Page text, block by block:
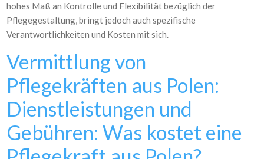
hohes Maß an Kontrolle und Flexibilität bezüglich der
Pflegegestaltung, bringt jedoch auch spezifische
Verantwortlichkeiten und Kosten mit sich.
Vermittlung von
Pflegekräften aus Polen:
Dienstleistungen und
Gebühren: Was kostet eine